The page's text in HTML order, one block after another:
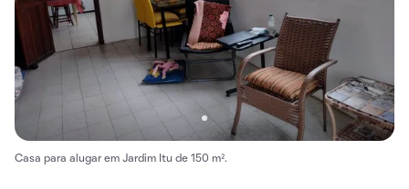
Casa para alugar em Jardim Itu de 150 m².